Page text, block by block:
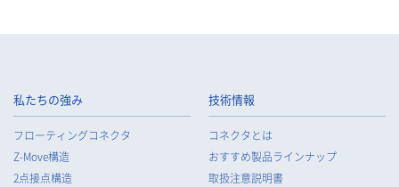
私たちの強み
フローティングコネクタ
Z-Move構造
2点接点構造
技術情報
コネクタとは
おすすめ製品ラインナップ
取扱注意説明書